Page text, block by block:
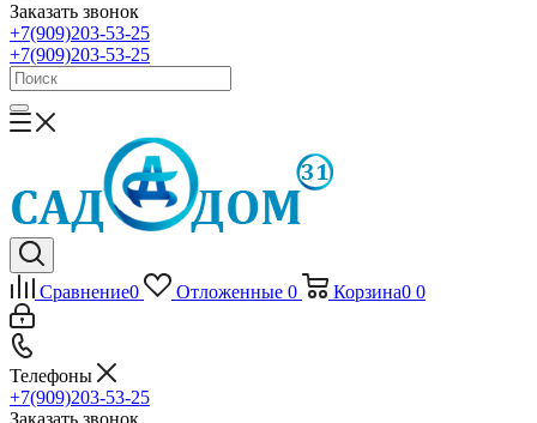
Заказать звонок
+7(909)203-53-25
+7(909)203-53-25
Сравнение0 Отложенные 0 Корзина0 0
Телефоны
+7(909)203-53-25
Заказать звонок